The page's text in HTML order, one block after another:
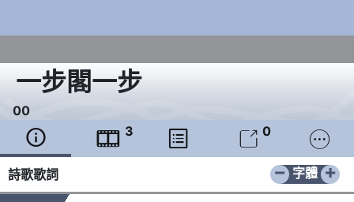
一步閣一步
00
  3   0 
詩歌歌詞 − +
字體